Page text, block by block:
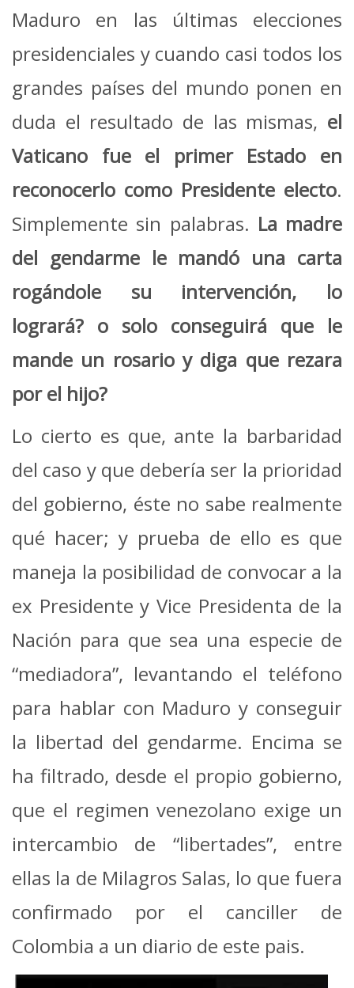
Maduro en las últimas elecciones
presidenciales y cuando casi todos los
grandes países del mundo ponen en
duda el resultado de las mismas, el
Vaticano fue el primer Estado en
reconocerlo como Presidente electo.
Simplemente sin palabras. La madre
del gendarme le mandó una carta
rogándole su intervención, lo
logrará? o solo conseguirá que le
mande un rosario y diga que rezara
por el hijo?
Lo cierto es que, ante la barbaridad
del caso y que debería ser la prioridad
del gobierno, éste no sabe realmente
qué hacer; y prueba de ello es que
maneja la posibilidad de convocar a la
ex Presidente y Vice Presidenta de la
Nación para que sea una especie de
“mediadora”, levantando el teléfono
para hablar con Maduro y conseguir
la libertad del gendarme. Encima se
ha filtrado, desde el propio gobierno,
que el regimen venezolano exige un
intercambio de “libertades”, entre
ellas la de Milagros Salas, lo que fuera
confirmado por el canciller de
Colombia a un diario de este pais.